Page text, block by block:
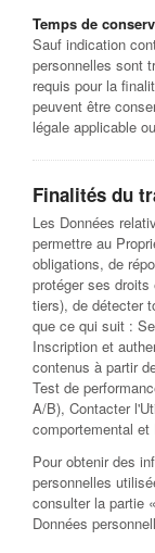
Temps de
Sauf indication
personnelles sont
requis pour la
peuvent être
légale applicable
Finalités du
Les Données
permettre au
obligations, de
protéger ses
tiers), de détecter
que ce qui suit :
Inscription et
contenus à partir
Test de
A/B), Contacter
comportemental
Pour obtenir des
personnelles
consulter la partie
Données